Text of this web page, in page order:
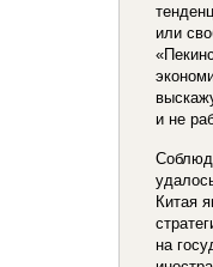
или
и не
Китая
на